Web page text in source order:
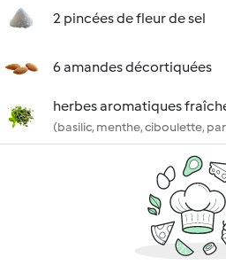
2 pincées de fleur de sel
6 amandes décortiquées
herbes aromatiques
(basilic, menthe, ciboulette,